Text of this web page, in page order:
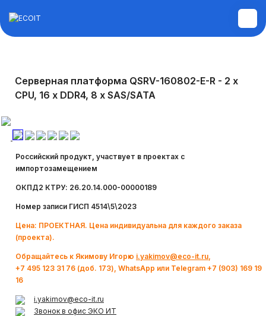
Серверная платформа QSRV-160802-E-R - 2 x
CPU, 16 x DDR4, 8 x SAS/SATA
Российский продукт, участвует в проектах с
импортозамещением
ОКПД2 КТРУ: 26.20.14.000-00000189
Номер записи ГИСП 4514\5\2023
Цена: ПРОЕКТНАЯ. Цена индивидуальна для каждого заказа
(проекта).
Обращайтесь к Якимову Игорю i.yakimov@eco-it.ru,
+7 495 123 31 76 (доб. 173), WhatsApp или Telegram +7 (903) 169 19
16
i.yakimov@eco-it.ru
Звонок в офис ЭКО ИТ
работы
Аудит инфраструктуры
Построение ЛВС, WI-FI,
Сервера, СХД
очередью
Системы видеонаблюдения и
видеоаналитики